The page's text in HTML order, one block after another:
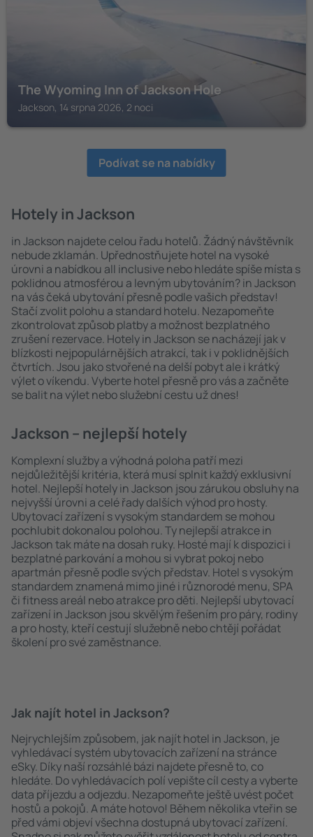
The Wyoming Inn of Jackson Hole
Jackson, 14 srpna 2026, 2 noci
Podívat se na nabídky
Hotely in Jackson
in Jackson najdete celou řadu hotelů. Žádný návštěvník
nebude zklamán. Upřednostňujete hotel na vysoké
úrovni a nabídkou all inclusive nebo hledáte spíše místa s
poklidnou atmosférou a levným ubytováním? in Jackson
na vás čeká ubytování přesně podle vašich představ!
Stačí zvolit polohu a standard hotelu. Nezapomeňte
zkontrolovat způsob platby a možnost bezplatného
zrušení rezervace. Hotely in Jackson se nacházejí jak v
blízkosti nejpopulárnějších atrakcí, tak i v poklidnějších
čtvrtích. Jsou jako stvořené na delší pobyt ale i krátký
výlet o víkendu. Vyberte hotel přesně pro vás a začněte
se balit na výlet nebo služební cestu už dnes!
Jackson – nejlepší hotely
Komplexní služby a výhodná poloha patří mezi
nejdůležitější kritéria, která musí splnit každý exklusivní
hotel. Nejlepší hotely in Jackson jsou zárukou obsluhy na
nejvyšší úrovni a celé řady dalších výhod pro hosty.
Ubytovací zařízení s vysokým standardem se mohou
pochlubit dokonalou polohou. Ty nejlepší atrakce in
Jackson tak máte na dosah ruky. Hosté mají k dispozici i
bezplatné parkování a mohou si vybrat pokoj nebo
apartmán přesně podle svých představ. Hotel s vysokým
standardem znamená mimo jiné i různorodé menu, SPA
či fitness areál nebo atrakce pro děti. Nejlepší ubytovací
zařízení in Jackson jsou skvělým řešením pro páry, rodiny
a pro hosty, kteří cestují služebně nebo chtějí pořádat
školení pro své zaměstnance.
Jak najít hotel in Jackson?
Nejrychlejším způsobem, jak najít hotel in Jackson, je
vyhledávací systém ubytovacích zařízení na stránce
eSky. Díky naší rozsáhlé bázi najdete přesně to, co
hledáte. Do vyhledávacích polí vepište cíl cesty a vyberte
data příjezdu a odjezdu. Nezapomeňte ještě uvést počet
hostů a pokojů. A máte hotovo! Během několika vteřin se
před vámi objeví všechna dostupná ubytovací zařízení.